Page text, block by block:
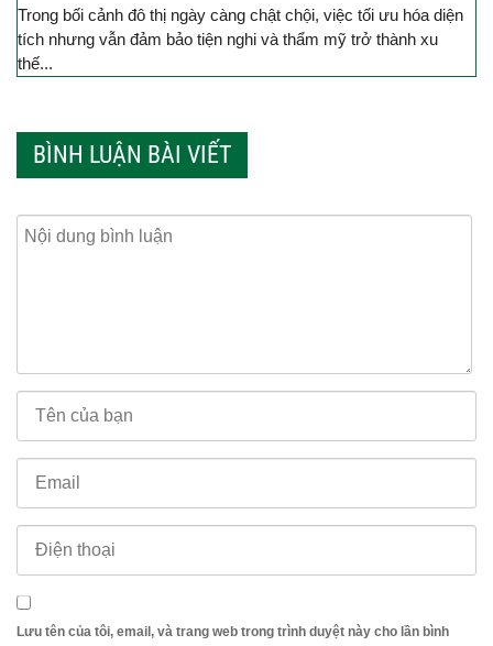
Trong bối cảnh đô thị ngày càng chật chội, việc tối ưu hóa diện
tích nhưng vẫn đảm bảo tiện nghi và thẩm mỹ trở thành xu
thế...
BÌNH LUẬN BÀI VIẾT
Lưu tên của tôi, email, và trang web trong trình duyệt này cho lần bình